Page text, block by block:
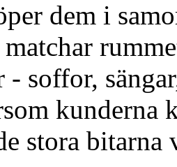
dem i
- soffor,
kunderna
stora